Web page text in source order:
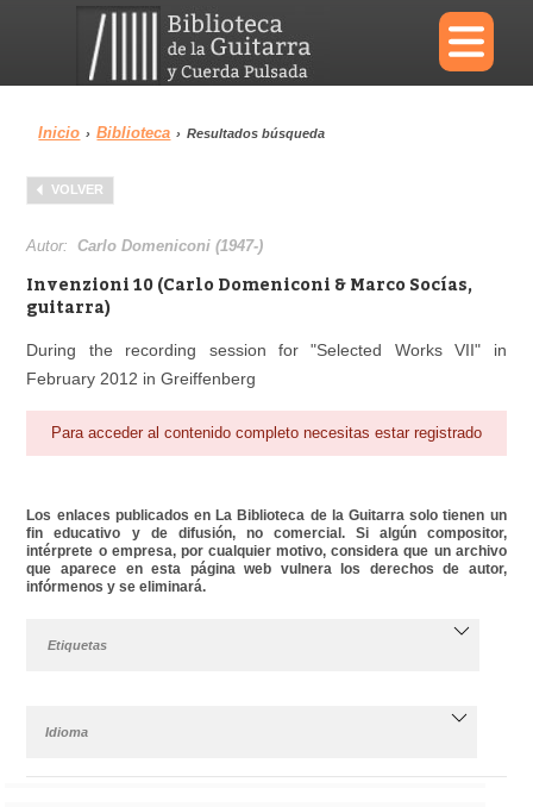
×
Menu
Biblioteca
Área personal
Inicio › Biblioteca › Resultados búsqueda
VOLVER
Autor:Carlo Domeniconi (1947-)
Invenzioni 10 (Carlo Domeniconi & Marco Socías,
guitarra)
During the recording session for "Selected Works VII" in
February 2012 in Greiffenberg
Para acceder al contenido completo necesitas estar registrado
Los enlaces publicados en La Biblioteca de la Guitarra solo tienen un
fin educativo y de difusión, no comercial. Si algún compositor,
intérprete o empresa, por cualquier motivo, considera que un archivo
que aparece en esta página web vulnera los derechos de autor,
infórmenos y se eliminará.
Etiquetas
Idioma